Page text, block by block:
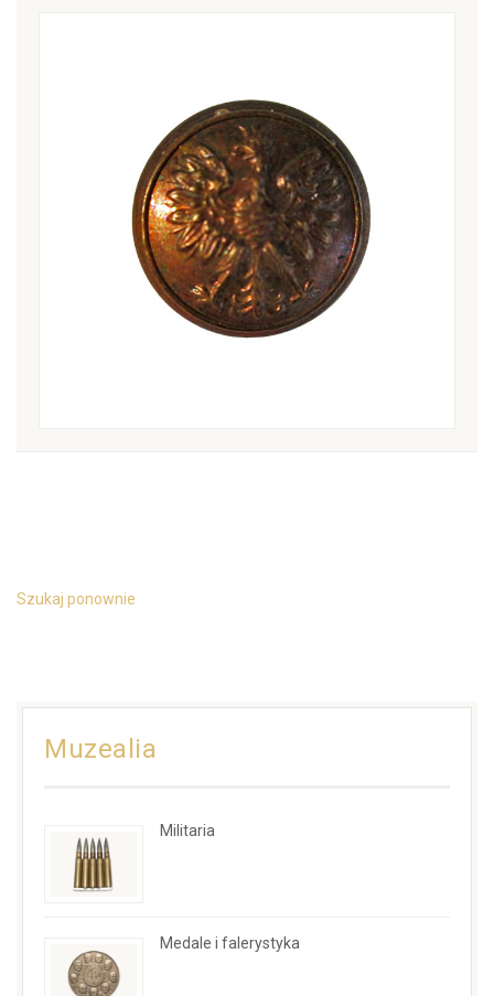
Szukaj ponownie
Muzealia
Militaria
Medale i falerystyka